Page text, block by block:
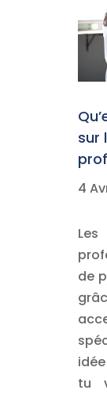
sur
4
de
tu